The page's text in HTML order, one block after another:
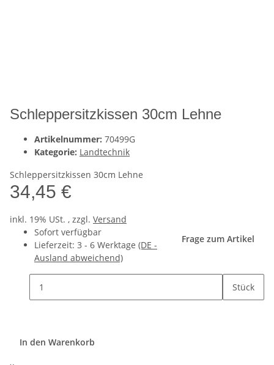
Schleppersitzkissen 30cm Lehne
Artikelnummer: 70499G
Kategorie: Landtechnik
Schleppersitzkissen 30cm Lehne
34,45 €
inkl. 19% USt. , zzgl. Versand
Sofort verfügbar
Lieferzeit: 3 - 6 Werktage (DE -
Ausland abweichend)
Frage zum Artikel
Stück
In den Warenkorb